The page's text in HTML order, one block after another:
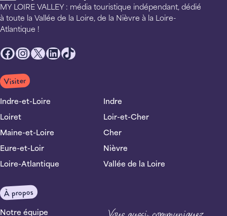
MY LOIRE VALLEY : média touristique indépendant, dédié
à toute la Vallée de la Loire, de la Nièvre à la Loire-
Atlantique !
Facebook
Instagram
X LinkedIn
TikTok
Visiter
Indre-et-Loire Indre
Loiret Loir-et-Cher
Maine-et-Loire Cher
Eure-et-Loir Nièvre
Loire-Atlantique Vallée de la Loire
À propos
Notre équipe